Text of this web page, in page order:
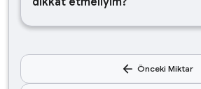
arrow_back Önceki Miktar